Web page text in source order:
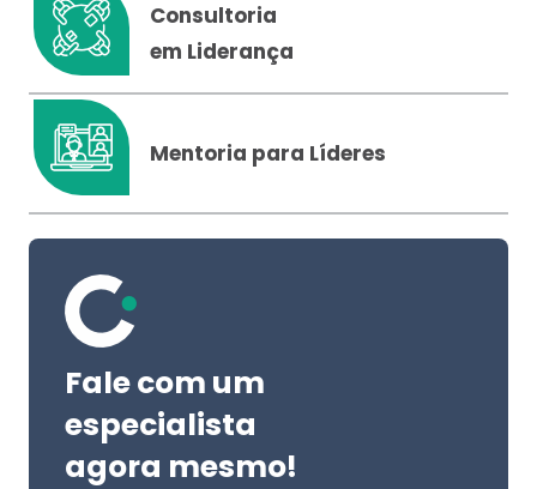
Consultoria
em Liderança
Mentoria para Líderes
Fale com um
especialista
agora mesmo!